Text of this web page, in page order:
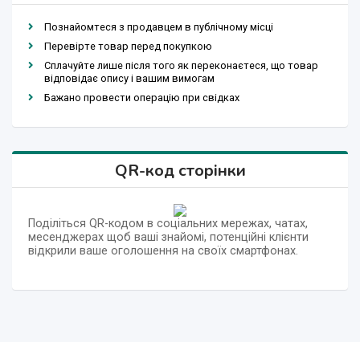
Познайомтеся з продавцем в публічному місці
Перевірте товар перед покупкою
Сплачуйте лише після того як переконаєтеся, що товар
відповідає опису і вашим вимогам
Бажано провести операцію при свідках
QR-код сторінки
Поділіться QR-кодом в соціальних мережах, чатах,
месенджерах щоб ваші знайомі, потенційні клієнти
відкрили ваше оголошення на своїх смартфонах.